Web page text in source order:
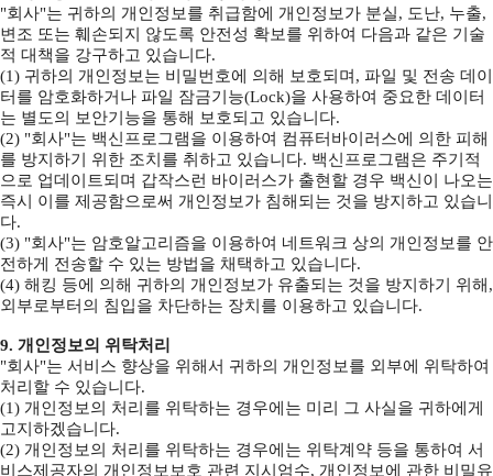
"회사"는 귀하의 개인정보를 취급함에 개인정보가 분실, 도난, 누출,
변조 또는 훼손되지 않도록 안전성 확보를 위하여 다음과 같은 기술
적 대책을 강구하고 있습니다.
(1) 귀하의 개인정보는 비밀번호에 의해 보호되며, 파일 및 전송 데이
터를 암호화하거나 파일 잠금기능(Lock)을 사용하여 중요한 데이터
는 별도의 보안기능을 통해 보호되고 있습니다.
(2) "회사"는 백신프로그램을 이용하여 컴퓨터바이러스에 의한 피해
를 방지하기 위한 조치를 취하고 있습니다. 백신프로그램은 주기적
으로 업데이트되며 갑작스런 바이러스가 출현할 경우 백신이 나오는
즉시 이를 제공함으로써 개인정보가 침해되는 것을 방지하고 있습니
다.
(3) "회사"는 암호알고리즘을 이용하여 네트워크 상의 개인정보를 안
전하게 전송할 수 있는 방법을 채택하고 있습니다.
(4) 해킹 등에 의해 귀하의 개인정보가 유출되는 것을 방지하기 위해,
외부로부터의 침입을 차단하는 장치를 이용하고 있습니다.
9. 개인정보의 위탁처리
"회사"는 서비스 향상을 위해서 귀하의 개인정보를 외부에 위탁하여
처리할 수 있습니다.
(1) 개인정보의 처리를 위탁하는 경우에는 미리 그 사실을 귀하에게
고지하겠습니다.
(2) 개인정보의 처리를 위탁하는 경우에는 위탁계약 등을 통하여 서
비스제공자의 개인정보보호 관련 지시엄수, 개인정보에 관한 비밀유